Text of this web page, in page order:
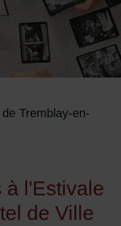
Tremblay-en-
à l'Estivale
de Ville